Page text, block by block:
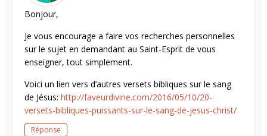
Bonjour,
Je vous encourage a faire vos recherches personnelles
sur le sujet en demandant au Saint-Esprit de vous
enseigner, tout simplement.
Voici un lien vers d’autres versets bibliques sur le sang
de Jésus:http://faveurdivine.com/2016/05/10/20-
versets-bibliques-puissants-sur-le-sang-de-jesus-christ/
Réponse